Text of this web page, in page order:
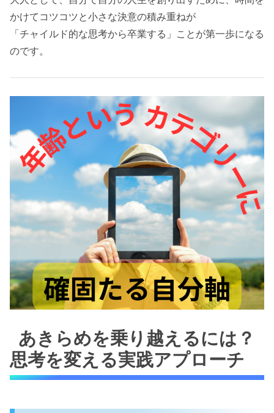
かけてコツコツと小さな決意の積み重ねが
「チャイルド的な思考から卒業する」ことが第一歩になる
のです。
あきらめを乗り越えるには？
思考を変える実践アプローチ